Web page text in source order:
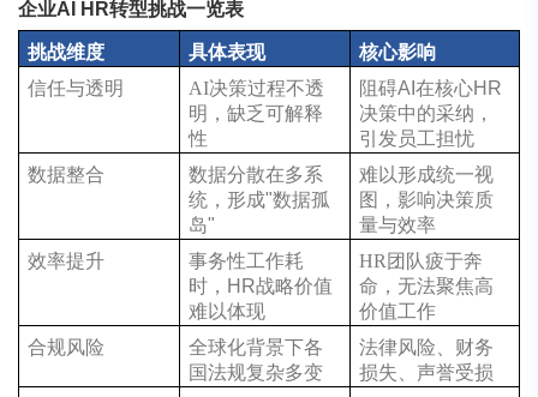
企业AI HR转型挑战一览表
挑战维度 具体表现
核心影响
信任与透明
AI决策过程不透
明，缺乏可解释
性
阻碍AI在核心HR
决策中的采纳，
引发员工担忧
数据整合
数据分散在多系
统，形成"数据孤
岛"
难以形成统一视
图，影响决策质
量与效率
效率提升
事务性工作耗
时，HR战略价值
难以体现
HR团队疲于奔
命，无法聚焦高
价值工作
合规风险
全球化背景下各
国法规复杂多变
法律风险、财务
损失、声誉受损